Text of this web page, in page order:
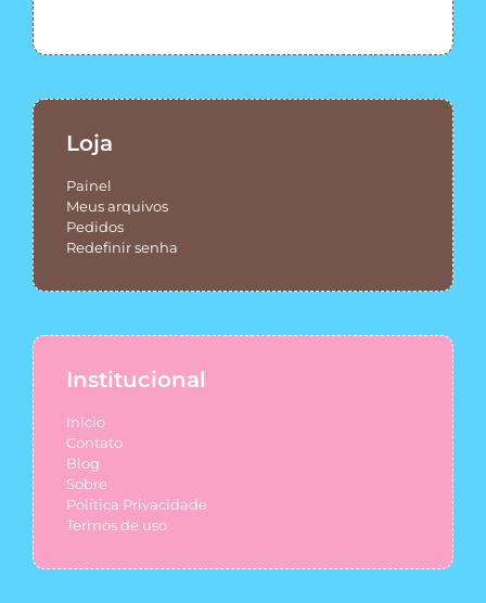
Loja
Painel
Meus arquivos
Pedidos
Redefinir senha
Institucional
Início
Contato
Blog
Sobre
Política Privacidade
Termos de uso